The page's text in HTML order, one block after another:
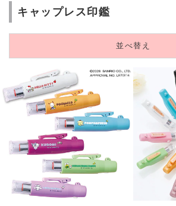
キャップレス印鑑
並べ替え